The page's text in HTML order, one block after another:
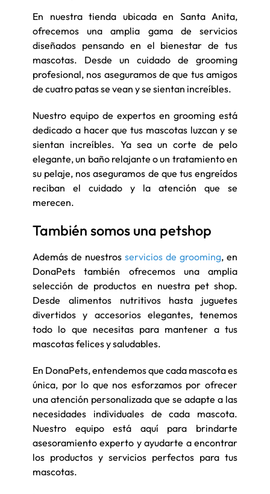
En nuestra tienda ubicada en Santa Anita,
ofrecemos una amplia gama de servicios
diseñados pensando en el bienestar de tus
mascotas. Desde un cuidado de grooming
profesional, nos aseguramos de que tus amigos
de cuatro patas se vean y se sientan increíbles.
Nuestro equipo de expertos en grooming está
dedicado a hacer que tus mascotas luzcan y se
sientan increíbles. Ya sea un corte de pelo
elegante, un baño relajante o un tratamiento en
su pelaje, nos aseguramos de que tus engreídos
reciban el cuidado y la atención que se
merecen.
También somos una petshop
Además de nuestros servicios de grooming, en
DonaPets también ofrecemos una amplia
selección de productos en nuestra pet shop.
Desde alimentos nutritivos hasta juguetes
divertidos y accesorios elegantes, tenemos
todo lo que necesitas para mantener a tus
mascotas felices y saludables.
En DonaPets, entendemos que cada mascota es
única, por lo que nos esforzamos por ofrecer
una atención personalizada que se adapte a las
necesidades individuales de cada mascota.
Nuestro equipo está aquí para brindarte
asesoramiento experto y ayudarte a encontrar
los productos y servicios perfectos para tus
mascotas.